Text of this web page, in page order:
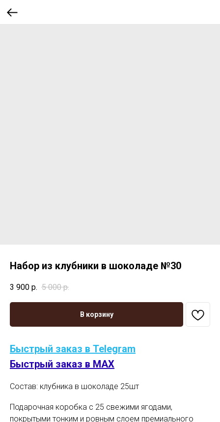
Набор из клубники в шоколаде №30
3 900 р. 5 000 р.
В корзину
Быстрый заказ в Telegram
Быстрый заказ в MAX
Состав: клубника в шоколаде 25шт
Подарочная коробка с 25 свежими ягодами,
покрытыми тонким и ровным слоем премиального